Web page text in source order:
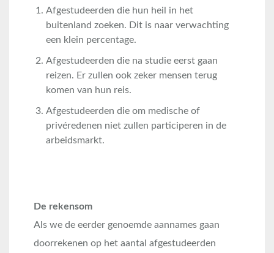
Afgestudeerden die hun heil in het
buitenland zoeken. Dit is naar verwachting
een klein percentage.
Afgestudeerden die na studie eerst gaan
reizen. Er zullen ook zeker mensen terug
komen van hun reis.
Afgestudeerden die om medische of
privéredenen niet zullen participeren in de
arbeidsmarkt.
De rekensom
Als we de eerder genoemde aannames gaan
doorrekenen op het aantal afgestudeerden